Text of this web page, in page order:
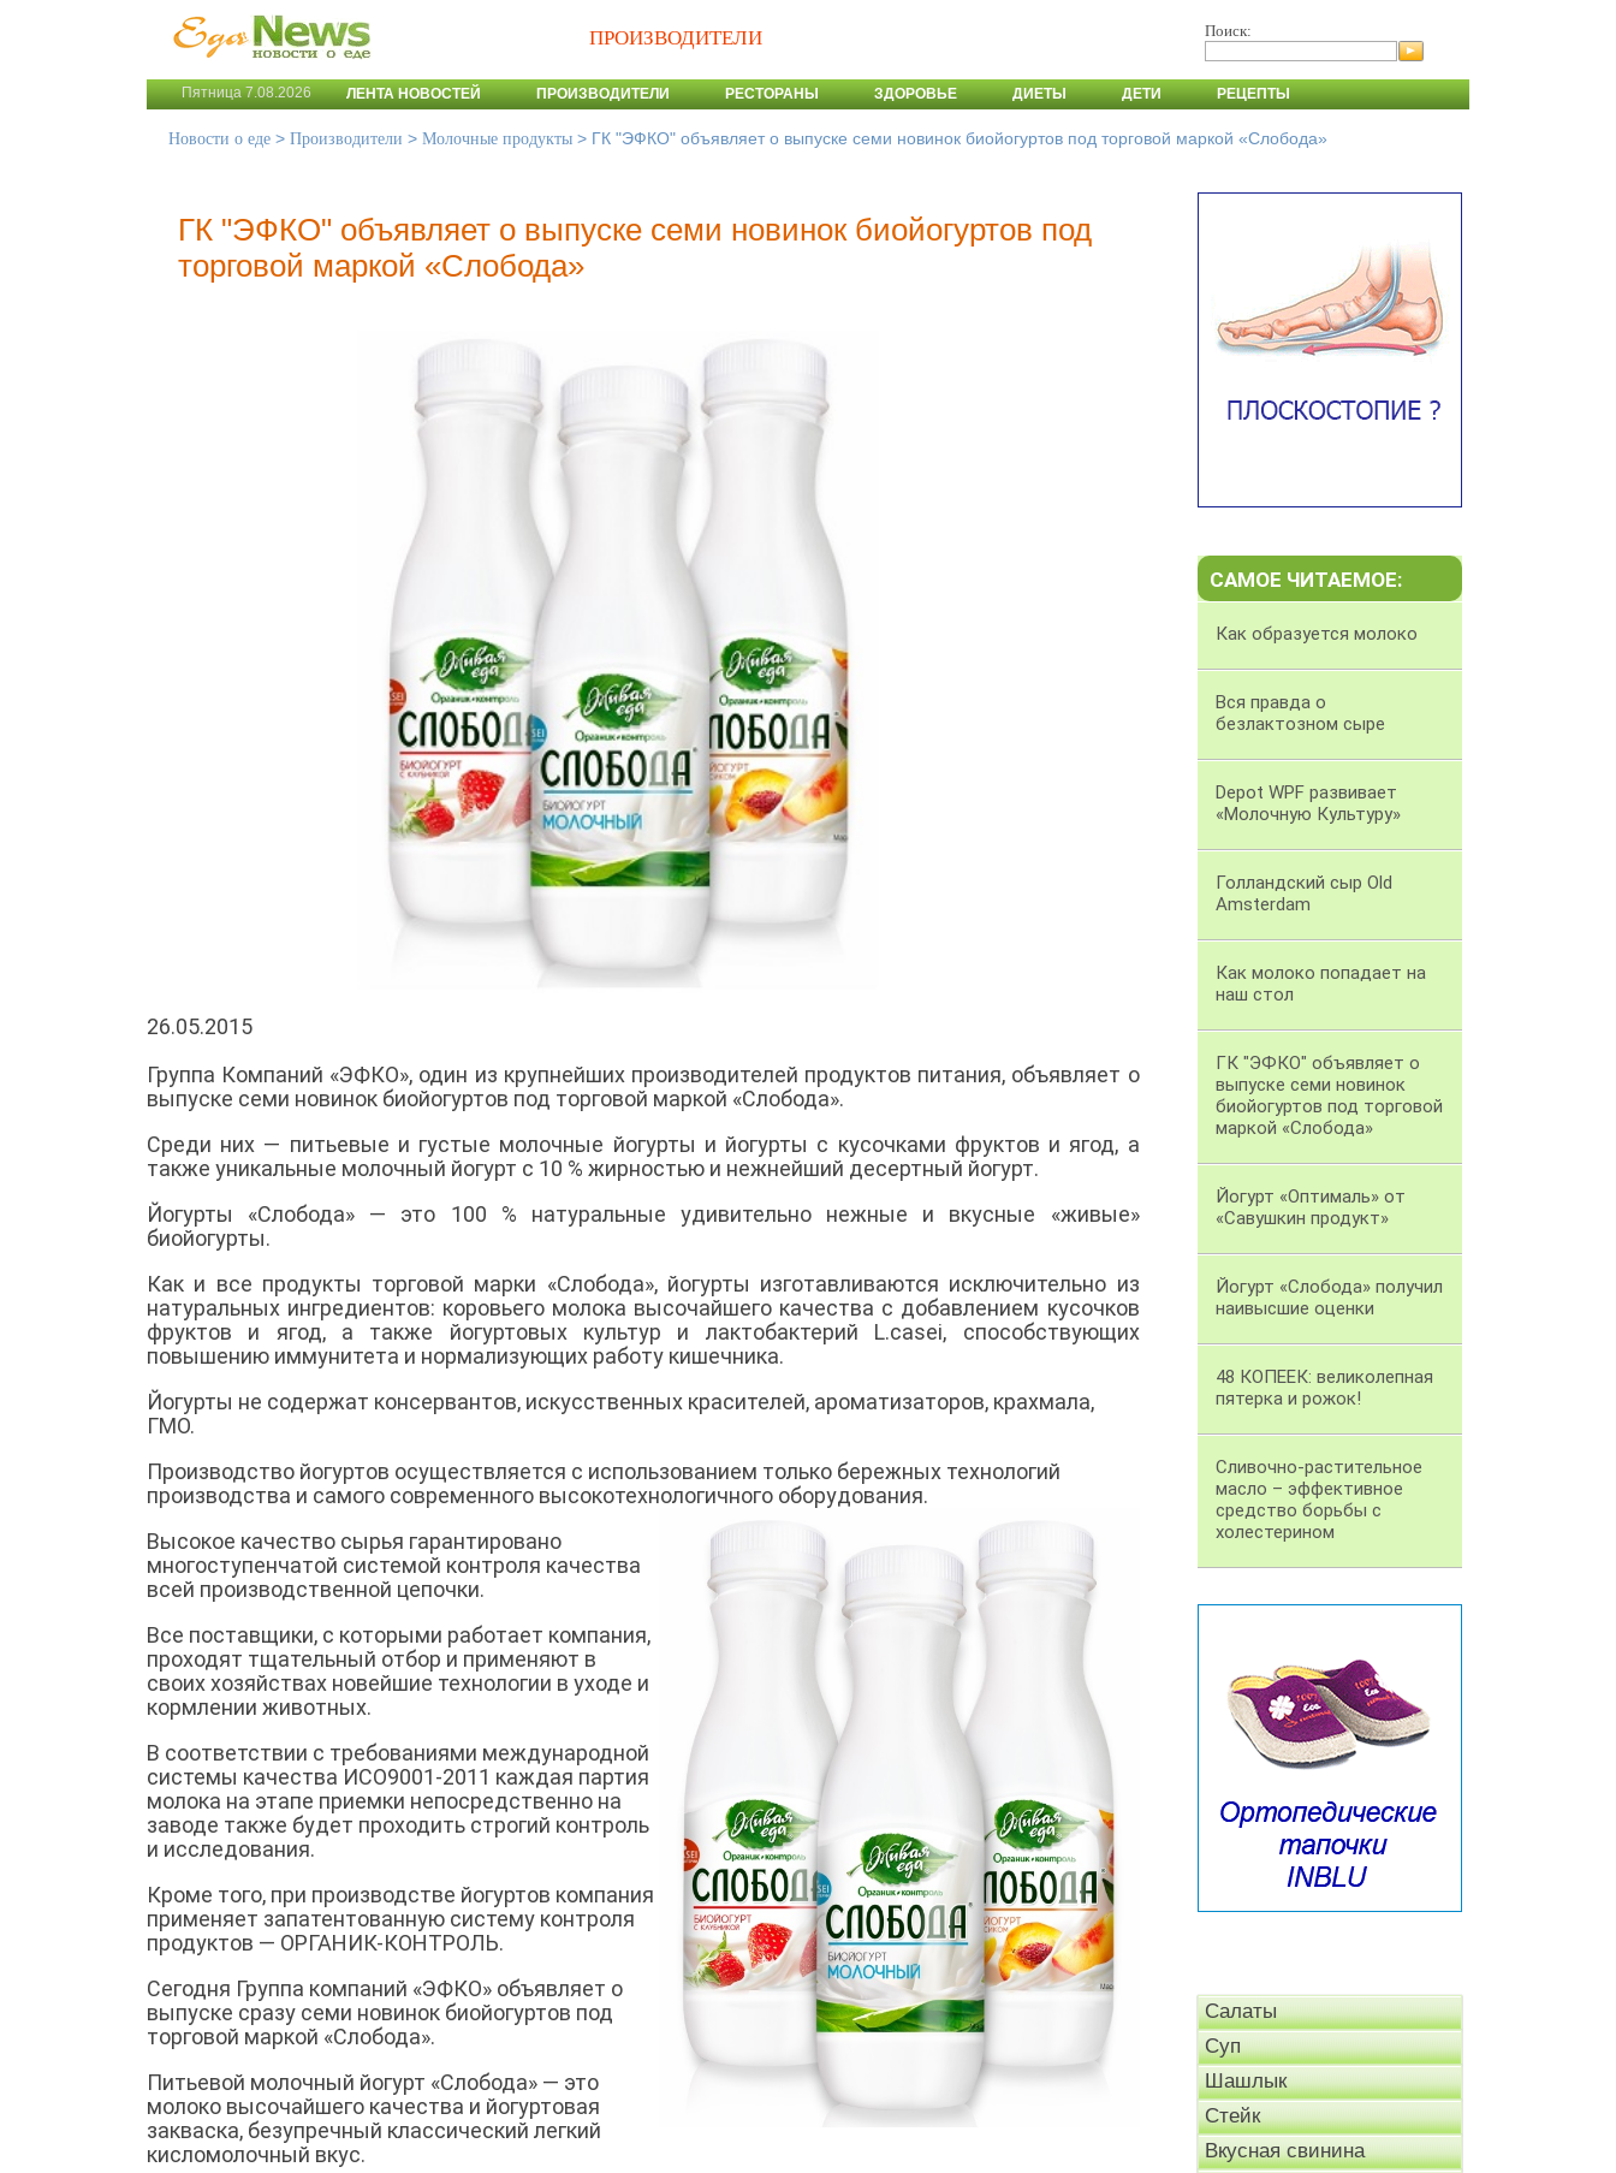
ПРОИЗВОДИТЕЛИ Поиск:
Пятница 7.08.2026 ЛЕНТА НОВОСТЕЙ ПРОИЗВОДИТЕЛИ РЕСТОРАНЫ ЗДОРОВЬЕ ДИЕТЫ ДЕТИ РЕЦЕПТЫ
Новости о еде > Производители > Молочные продукты > ГК "ЭФКО" объявляет о выпуске семи новинок биойогуртов под торговой маркой «Слобода»
ГК "ЭФКО" объявляет о выпуске семи новинок биойогуртов под
торговой маркой «Слобода»
26.05.2015
Группа Компаний «ЭФКО», один из крупнейших производителей продуктов питания, объявляет о
выпуске семи новинок биойогуртов под торговой маркой «Слобода».
Среди них — питьевые и густые молочные йогурты и йогурты с кусочками фруктов и ягод, а
также уникальные молочный йогурт с 10 % жирностью и нежнейший десертный йогурт.
Йогурты «Слобода» — это 100 % натуральные удивительно нежные и вкусные «живые»
биойогурты.
Как и все продукты торговой марки «Слобода», йогурты изготавливаются исключительно из
натуральных ингредиентов: коровьего молока высочайшего качества с добавлением кусочков
фруктов и ягод, а также йогуртовых культур и лактобактерий L.casei, способствующих
повышению иммунитета и нормализующих работу кишечника.
Йогурты не содержат консервантов, искусственных красителей, ароматизаторов, крахмала,
ГМО.
Производство йогуртов осуществляется с использованием только бережных технологий
производства и самого современного высокотехнологичного оборудования.
Высокое качество сырья гарантировано
многоступенчатой системой контроля качества
всей производственной цепочки.
Все поставщики, с которыми работает компания,
проходят тщательный отбор и применяют в
своих хозяйствах новейшие технологии в уходе и
кормлении животных.
В соответствии с требованиями международной
системы качества ИСО9001-2011 каждая партия
молока на этапе приемки непосредственно на
заводе также будет проходить строгий контроль
и исследования.
Кроме того, при производстве йогуртов компания
применяет запатентованную систему контроля
продуктов — ОРГАНИК-КОНТРОЛЬ.
Сегодня Группа компаний «ЭФКО» объявляет о
выпуске сразу семи новинок биойогуртов под
торговой маркой «Слобода».
Питьевой молочный йогурт «Слобода» — это
молоко высочайшего качества и йогуртовая
закваска, безупречный классический легкий
кисломолочный вкус.
САМОЕ ЧИТАЕМОЕ:
Как образуется молоко
Вся правда о
безлактозном сыре
Depot WPF развивает
«Молочную Культуру»
Голландский сыр Old
Amsterdam
Как молоко попадает на
наш стол
ГК "ЭФКО" объявляет о
выпуске семи новинок
биойогуртов под торговой
маркой «Слобода»
Йогурт «Оптималь» от
«Савушкин продукт»
Йогурт «Слобода» получил
наивысшие оценки
48 КОПЕЕК: великолепная
пятерка и рожок!
Сливочно-растительное
масло – эффективное
средство борьбы с
холестерином
Салаты
Суп
Шашлык
Стейк
Вкусная свинина